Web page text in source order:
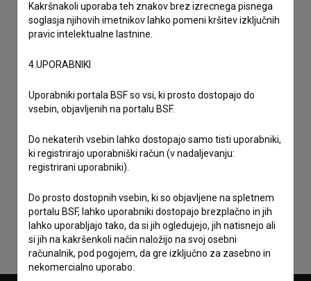
Sprejemamsplošne pogoje
Kakršnakoli uporaba teh znakov brez izrecnega pisnega
soglasja njihovih imetnikov lahko pomeni kršitev izključnih
pravic intelektualne lastnine.
4.UPORABNIKI
Uporabniki portala BSF so vsi, ki prosto dostopajo do
vsebin, objavljenih na portalu BSF.
Do nekaterih vsebin lahko dostopajo samo tisti uporabniki,
ki registrirajo uporabniški račun (v nadaljevanju:
registrirani uporabniki).
Do prosto dostopnih vsebin, ki so objavljene na spletnem
portalu BSF, lahko uporabniki dostopajo brezplačno in jih
lahko uporabljajo tako, da si jih ogledujejo, jih natisnejo ali
si jih na kakršenkoli način naložijo na svoj osebni
računalnik, pod pogojem, da gre izključno za zasebno in
nekomercialno uporabo.